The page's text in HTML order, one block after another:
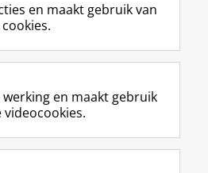
F
a
e
b
o
L
i
k
e
I
R
S
-
f
e
I
n
t
r
Y
o
T
e
en maakt gebruik van
en maakt gebruik